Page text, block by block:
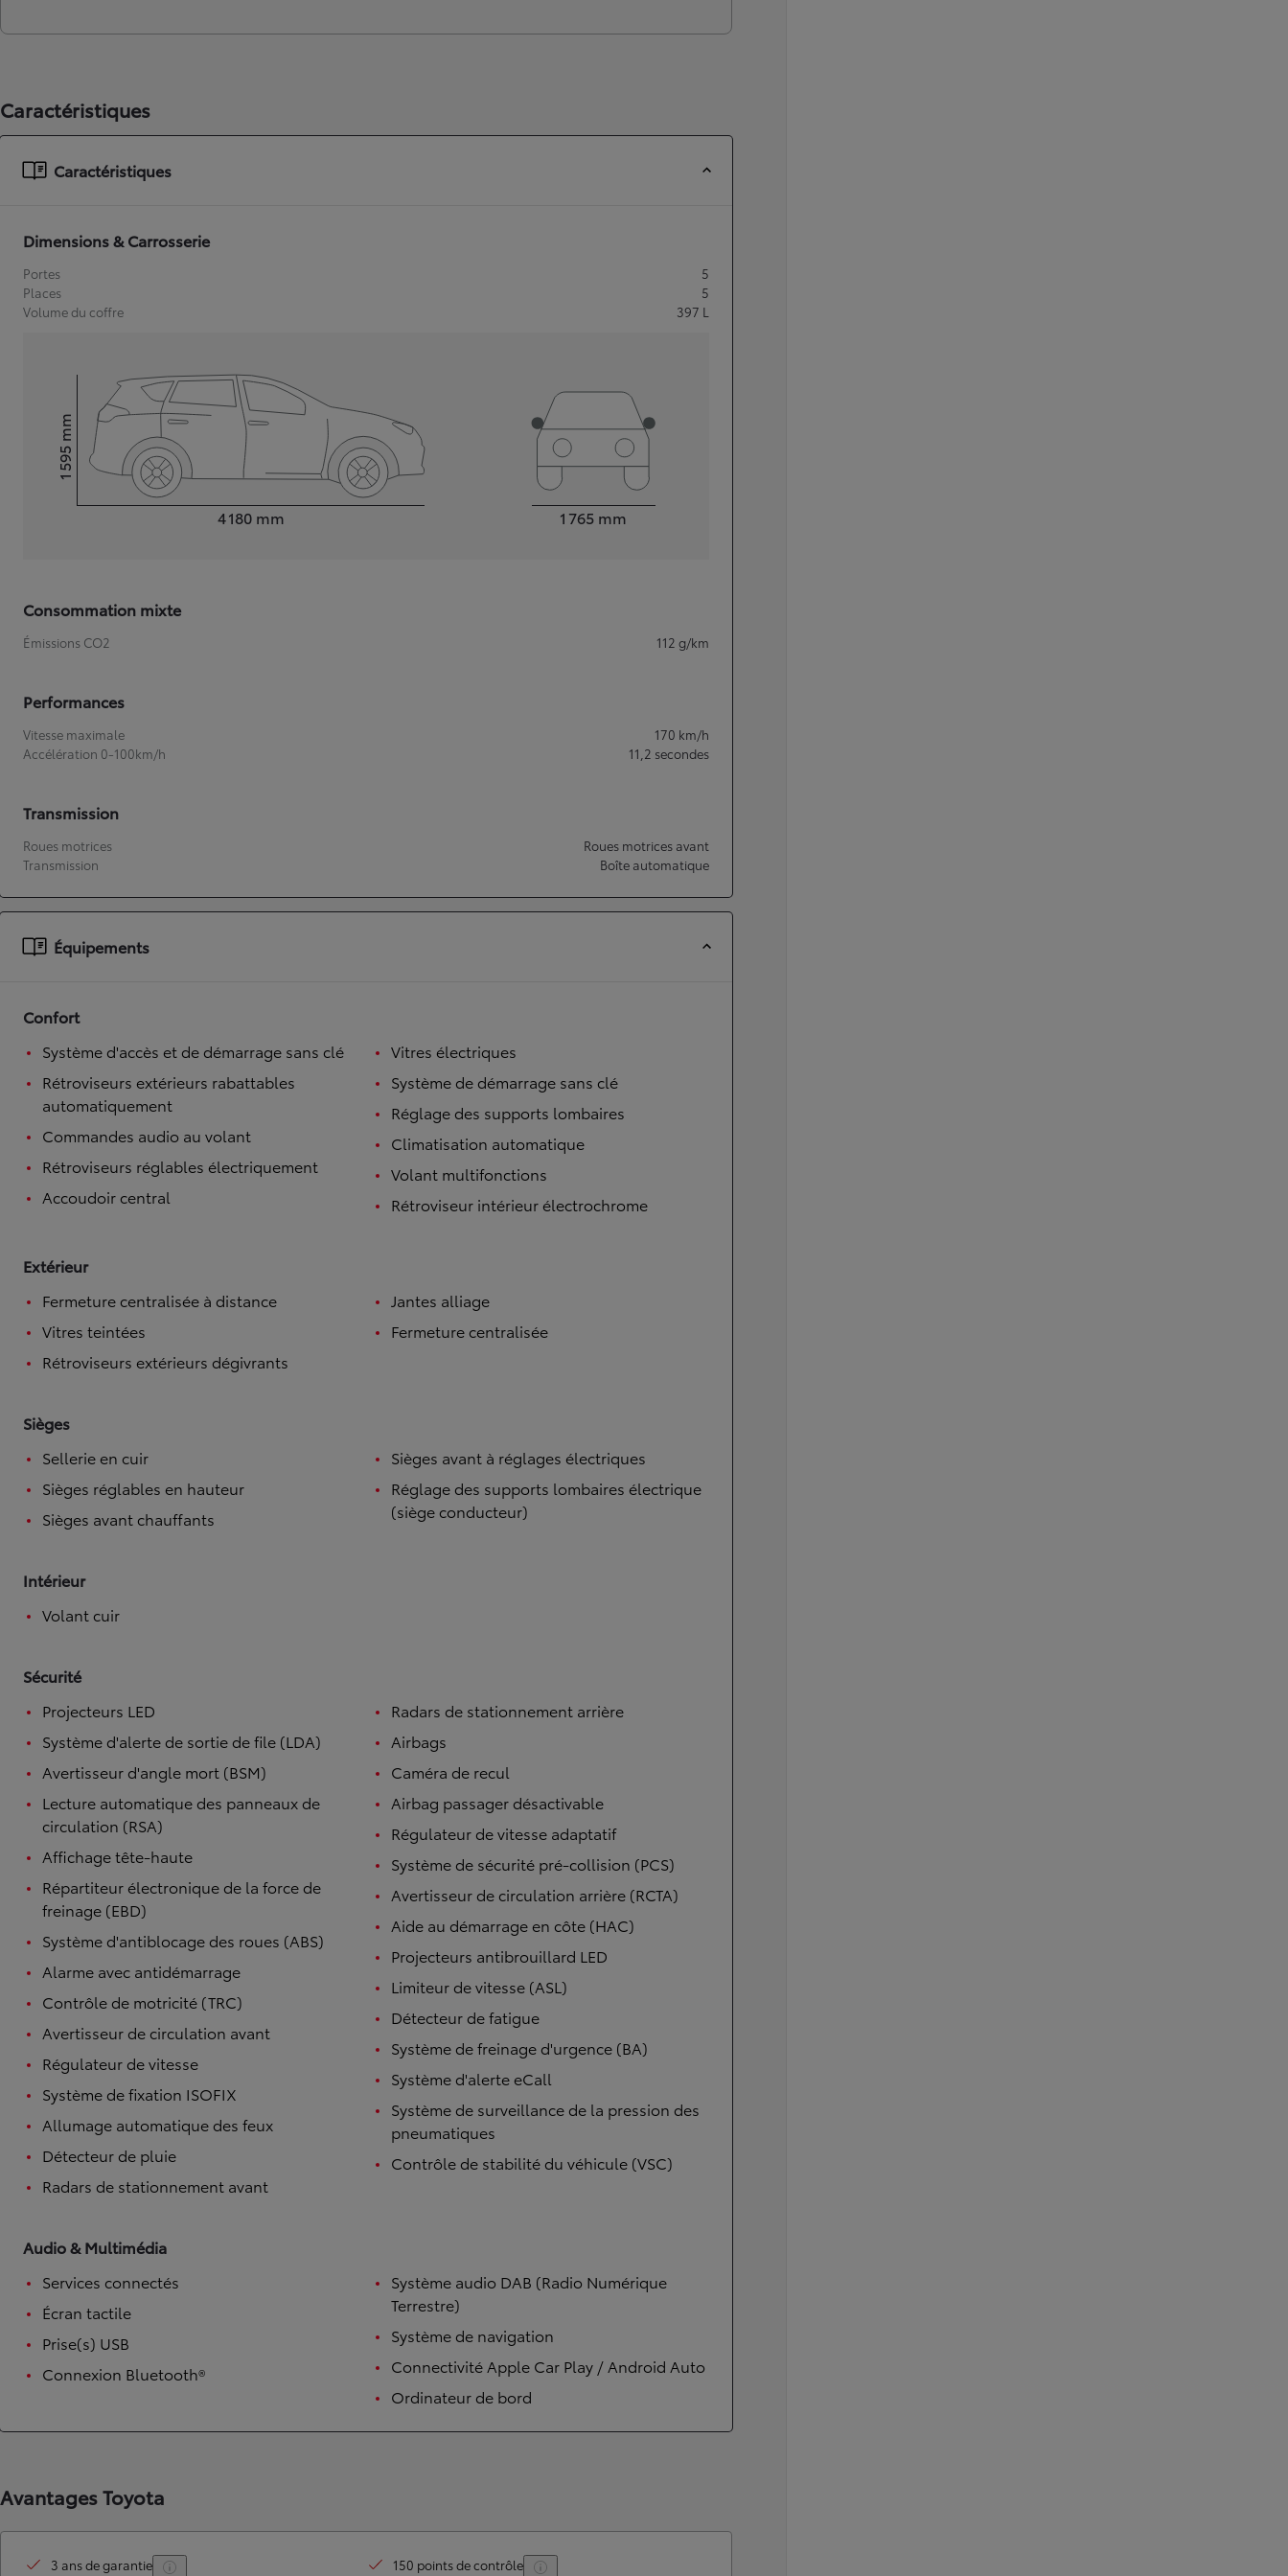
Nouvelle Yaris Cross
Disponible prochainement
TOYOTA C-HR
Caractéristiques
Caractéristiques
Dimensions & Carrosserie
Portes
5
Places
5
Volume du coffre
397 L
4 180 mm
Hauteur1 595
mm
1 765 mm
Consommation mixte
Émissions CO2 112 g/km
Performances
Vitesse maximale 170 km/h
Accélération 0-100km/h
11,2 secondes
Transmission
Roues motrices
Roues motrices avant
Transmission
Boîte automatique
Équipements
Confort
Système d'accès et de démarrage sans clé
Rétroviseurs extérieurs rabattables
automatiquement
Commandes audio au volant
Rétroviseurs réglables électriquement
Accoudoir central
Vitres électriques
Système de démarrage sans clé
Réglage des supports lombaires
Climatisation automatique
Volant multifonctions
Rétroviseur intérieur électrochrome
Extérieur
Fermeture centralisée à distance
Vitres teintées
Rétroviseurs extérieurs dégivrants
Jantes alliage
Fermeture centralisée
Sièges
Sellerie en cuir
Sièges réglables en hauteur
Sièges avant chauffants
Sièges avant à réglages électriques
Réglage des supports lombaires électrique
(siège conducteur)
Intérieur
Volant cuir
Sécurité
Projecteurs LED
Système d'alerte de sortie de file (LDA)
Avertisseur d'angle mort (BSM)
Lecture automatique des panneaux de
circulation (RSA)
Affichage tête-haute
Répartiteur électronique de la force de
freinage (EBD)
Système d'antiblocage des roues (ABS)
Alarme avec antidémarrage
Contrôle de motricité (TRC)
Avertisseur de circulation avant
Régulateur de vitesse
Système de fixation ISOFIX
Allumage automatique des feux
Détecteur de pluie
Radars de stationnement avant
Radars de stationnement arrière
Airbags
Caméra de recul
Airbag passager désactivable
Régulateur de vitesse adaptatif
Système de sécurité pré-collision (PCS)
Avertisseur de circulation arrière (RCTA)
Aide au démarrage en côte (HAC)
Projecteurs antibrouillard LED
Limiteur de vitesse (ASL)
Détecteur de fatigue
Système de freinage d'urgence (BA)
Système d'alerte eCall
Système de surveillance de la pression des
pneumatiques
Contrôle de stabilité du véhicule (VSC)
Audio & Multimédia
Services connectés
Écran tactile
Prise(s) USB
Connexion Bluetooth®
Système audio DAB (Radio Numérique
Terrestre)
Système de navigation
Connectivité Apple Car Play / Android Auto
Ordinateur de bord
Avantages Toyota
3 ans de garantie 150 points de contrôle